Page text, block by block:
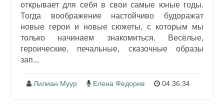
открывает для себя в свои самые юные годы.
Тогда воображение настойчиво будоражат
новые герои и новые сюжеты, с которым мы
только начинаем знакомиться. Весёлые,
героические, печальные, сказочные образы
зап...
Лилиан Муур Елена Федорив 04:36:34